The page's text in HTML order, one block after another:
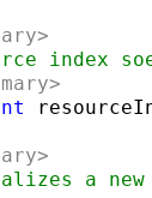
index
a